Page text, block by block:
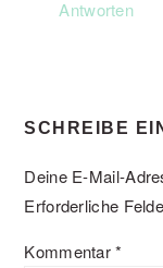
Antworten
SCHREIBE
Deine E-Mail-
Erforderliche
Kommentar*